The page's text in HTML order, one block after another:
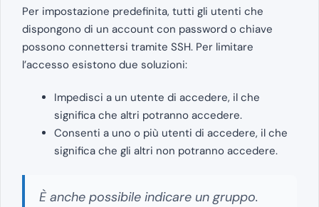
Per impostazione predefinita, tutti gli utenti che
dispongono di un account con password o chiave
possono connettersi tramite SSH. Per limitare
l’accesso esistono due soluzioni:
Impedisci a un utente di accedere, il che
significa che altri potranno accedere.
Consenti a uno o più utenti di accedere, il che
significa che gli altri non potranno accedere.
È anche possibile indicare un gruppo.